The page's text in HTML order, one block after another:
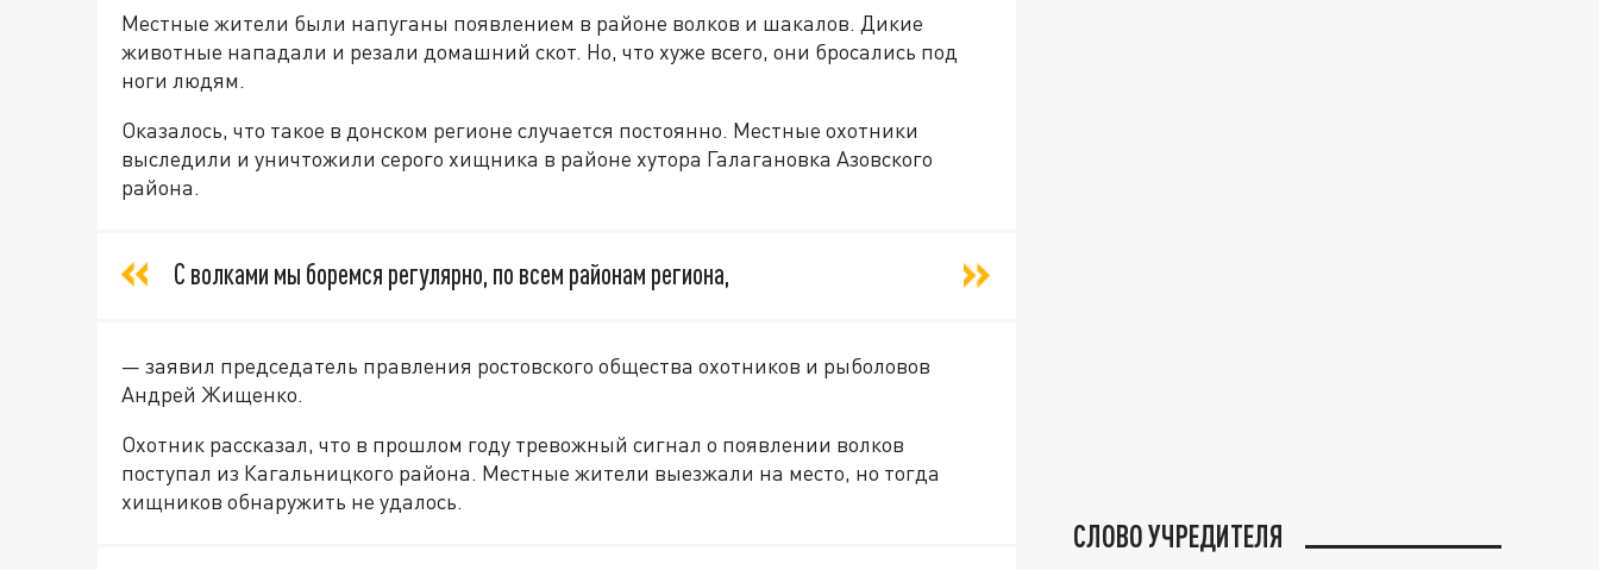
Местные жители были напуганы появлением в районе волков и шакалов. Дикие
животные нападали и резали домашний скот. Но, что хуже всего, они бросались под
ноги людям.
Оказалось, что такое в донском регионе случается постоянно. Местные охотники
выследили и уничтожили серого хищника в районе хутора Галагановка Азовского
района.
С волками мы боремся регулярно, по всем районам региона,
— заявил председатель правления ростовского общества охотников и рыболовов
Андрей Жищенко.
Охотник рассказал, что в прошлом году тревожный сигнал о появлении волков
поступал из Кагальницкого района. Местные жители выезжали на место, но тогда
хищников обнаружить не удалось.
СЛОВО УЧРЕДИТЕЛЯ